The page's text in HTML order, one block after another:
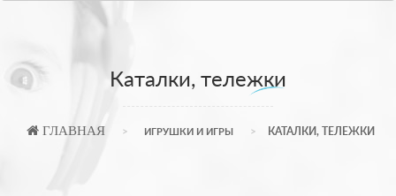
Каталки, тележки
ГЛАВНАЯ ИГРУШКИ И ИГРЫ КАТАЛКИ, ТЕЛЕЖКИ